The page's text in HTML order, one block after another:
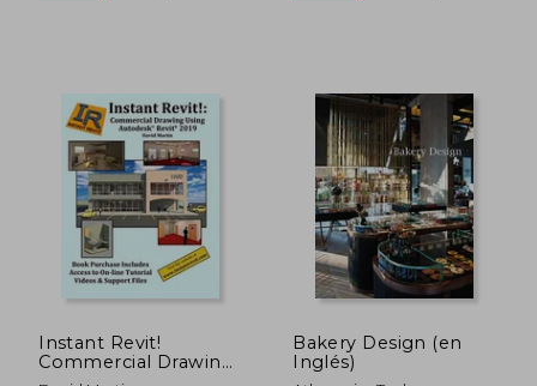
Instant Revit!
Commercial Drawing
Using Autodesk®
Bakery Design (en
Inglés)